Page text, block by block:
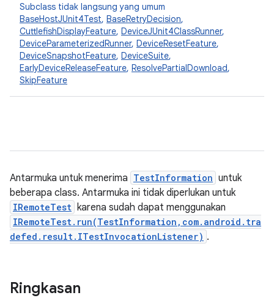
Subclass tidak langsung yang umum
BaseHostJUnit4Test, BaseRetryDecision,
CuttlefishDisplayFeature, DeviceJUnit4ClassRunner,
DeviceParameterizedRunner, DeviceResetFeature,
DeviceSnapshotFeature, DeviceSuite,
EarlyDeviceReleaseFeature, ResolvePartialDownload,
SkipFeature
Antarmuka untuk menerima TestInformation untuk
beberapa class. Antarmuka ini tidak diperlukan untuk
IRemoteTest karena sudah dapat menggunakan
IRemoteTest.run(TestInformation,com.android.tra
defed.result.ITestInvocationListener) .
Ringkasan